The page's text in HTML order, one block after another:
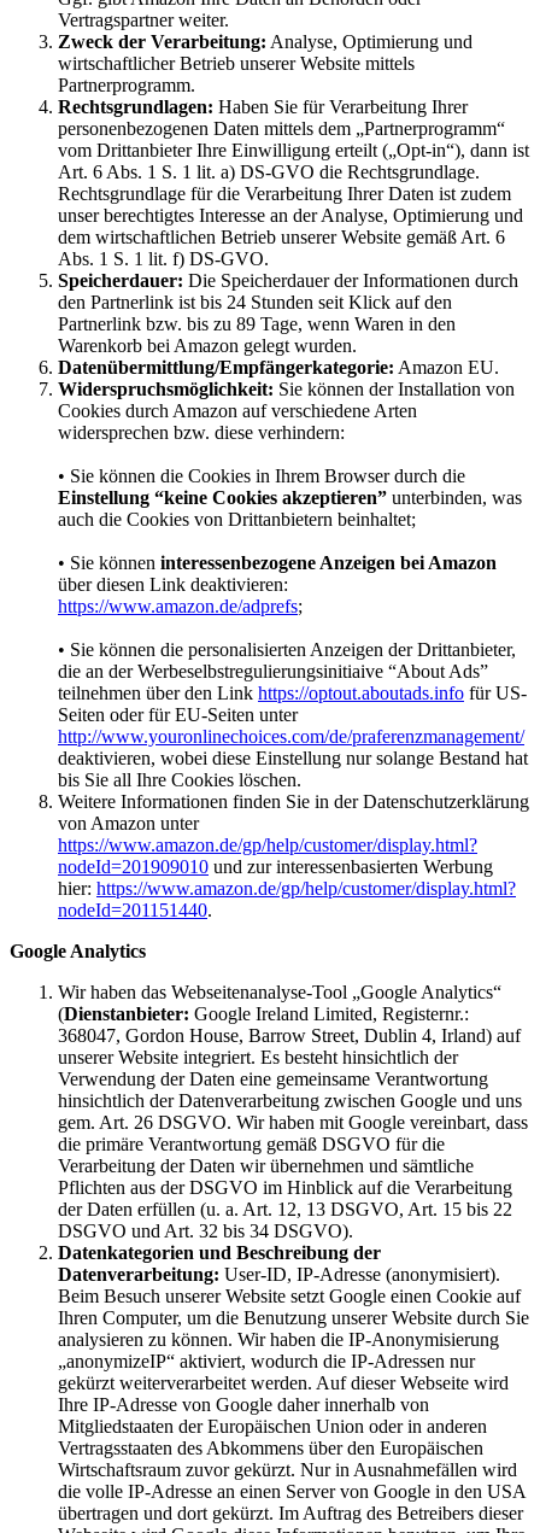
Vertragspartner weiter.
Zweck der Verarbeitung: Analyse, Optimierung und
wirtschaftlicher Betrieb unserer Website mittels
Partnerprogramm.
Rechtsgrundlagen: Haben Sie für Verarbeitung Ihrer
personenbezogenen Daten mittels dem „Partnerprogramm“
vom Drittanbieter Ihre Einwilligung erteilt („Opt-in“), dann ist
Art. 6 Abs. 1 S. 1 lit. a) DS-GVO die Rechtsgrundlage.
Rechtsgrundlage für die Verarbeitung Ihrer Daten ist zudem
unser berechtigtes Interesse an der Analyse, Optimierung und
dem wirtschaftlichen Betrieb unserer Website gemäß Art. 6
Abs. 1 S. 1 lit. f) DS-GVO.
Speicherdauer: Die Speicherdauer der Informationen durch
den Partnerlink ist bis 24 Stunden seit Klick auf den
Partnerlink bzw. bis zu 89 Tage, wenn Waren in den
Warenkorb bei Amazon gelegt wurden.
Datenübermittlung/Empfängerkategorie: Amazon EU.
Widerspruchsmöglichkeit: Sie können der Installation von
Cookies durch Amazon auf verschiedene Arten
widersprechen bzw. diese verhindern:
• Sie können die Cookies in Ihrem Browser durch die
Einstellung “keine Cookies akzeptieren” unterbinden, was
auch die Cookies von Drittanbietern beinhaltet;
• Sie können interessenbezogene Anzeigen bei Amazon
über diesen Link deaktivieren:
https://www.amazon.de/adprefs;
• Sie können die personalisierten Anzeigen der Drittanbieter,
die an der Werbeselbstregulierungsinitiaive “About Ads”
teilnehmen über den Link https://optout.aboutads.info für US-
Seiten oder für EU-Seiten unter
http://www.youronlinechoices.com/de/praferenzmanagement/
deaktivieren, wobei diese Einstellung nur solange Bestand hat
bis Sie all Ihre Cookies löschen.
Weitere Informationen finden Sie in der Datenschutzerklärung
von Amazon unter
https://www.amazon.de/gp/help/customer/display.html?
nodeId=201909010 und zur interessenbasierten Werbung
hier: https://www.amazon.de/gp/help/customer/display.html?
nodeId=201151440.
Google Analytics
Wir haben das Webseitenanalyse-Tool „Google Analytics“
(Dienstanbieter: Google Ireland Limited, Registernr.:
368047, Gordon House, Barrow Street, Dublin 4, Irland) auf
unserer Website integriert. Es besteht hinsichtlich der
Verwendung der Daten eine gemeinsame Verantwortung
hinsichtlich der Datenverarbeitung zwischen Google und uns
gem. Art. 26 DSGVO. Wir haben mit Google vereinbart, dass
die primäre Verantwortung gemäß DSGVO für die
Verarbeitung der Daten wir übernehmen und sämtliche
Pflichten aus der DSGVO im Hinblick auf die Verarbeitung
der Daten erfüllen (u. a. Art. 12, 13 DSGVO, Art. 15 bis 22
DSGVO und Art. 32 bis 34 DSGVO).
Datenkategorien und Beschreibung der
Datenverarbeitung: User-ID, IP-Adresse (anonymisiert).
Beim Besuch unserer Website setzt Google einen Cookie auf
Ihren Computer, um die Benutzung unserer Website durch Sie
analysieren zu können. Wir haben die IP-Anonymisierung
„anonymizeIP“ aktiviert, wodurch die IP-Adressen nur
gekürzt weiterverarbeitet werden. Auf dieser Webseite wird
Ihre IP-Adresse von Google daher innerhalb von
Mitgliedstaaten der Europäischen Union oder in anderen
Vertragsstaaten des Abkommens über den Europäischen
Wirtschaftsraum zuvor gekürzt. Nur in Ausnahmefällen wird
die volle IP-Adresse an einen Server von Google in den USA
übertragen und dort gekürzt. Im Auftrag des Betreibers dieser